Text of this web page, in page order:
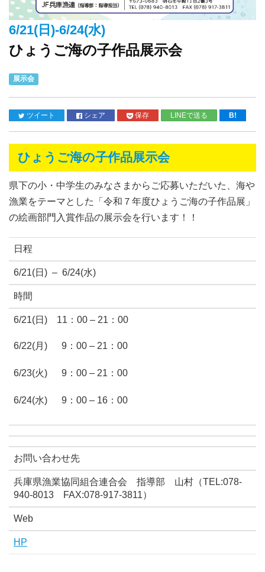
6/21(日)-6/24(水)
ひょうご海の子作品展示会
展示会
ツイート シェア 保存 LINEで送る B!
ひょうご海の子作品展示会
県下の小・中学生のみなさまからご応募いただいた、海や
漁業をテーマとした「令和７年度ひょうご海の子作品展」
の絵画部門入賞作品の展示会を行います！！
日程
6/21(日) – 6/24(水)
時間
6/21(日) 11：00 – 21：00
6/22(月) 9：00 – 21：00
6/23(火) 9：00 – 21：00
6/24(水) 9：00 – 16：00
お問い合わせ先
兵庫県漁業協同組合連合会 指導部 山村（TEL:078-
940-8013 FAX:078-917-3811）
Web
HP